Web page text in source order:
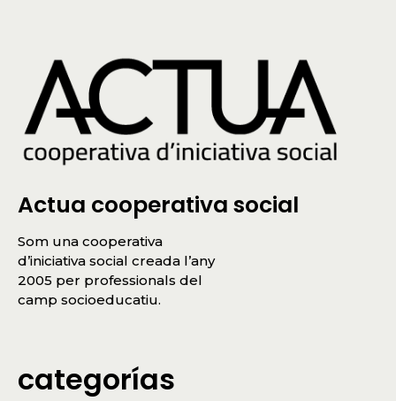
Actua cooperativa social
Som una cooperativa
d’iniciativa social creada l’any
2005 per professionals del
camp socioeducatiu.
categorías